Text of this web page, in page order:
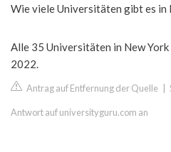
Wie viele Universitäten gibt es in
Alle 35 Universitäten in New
2022.
Antrag auf Entfernung der Quelle
Antwort auf universityguru.com an